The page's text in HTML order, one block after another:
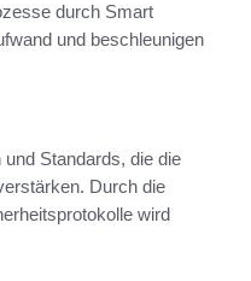
durch Smart
und beschleunigen
Standards, die die
Durch die
wird